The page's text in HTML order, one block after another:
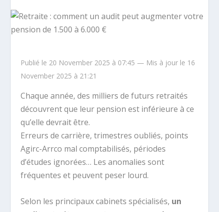
Publié le 20 November 2025 à 07:45 — Mis à jour le 16
November 2025 à 21:21
Chaque année, des milliers de futurs retraités
découvrent que leur pension est inférieure à ce
qu’elle devrait être.
Erreurs de carrière, trimestres oubliés, points
Agirc-Arrco mal comptabilisés, périodes
d’études ignorées… Les anomalies sont
fréquentes et peuvent peser lourd.
Selon les principaux cabinets spécialisés, un